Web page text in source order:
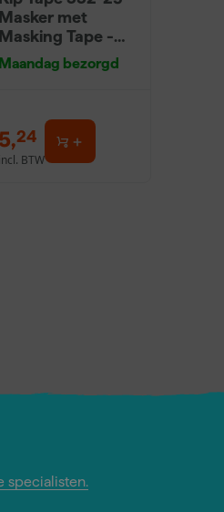
Masker met
Masking Tape -
0,55 x 33m
Maandag bezorgd
5,24
incl. BTW
specialisten.